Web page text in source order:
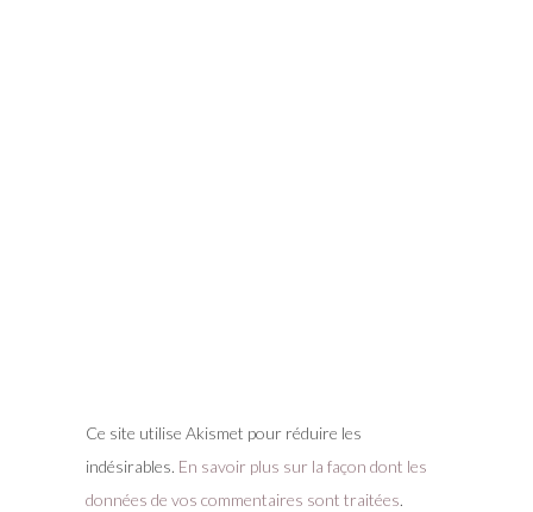
Ce site utilise Akismet pour réduire les
indésirables. En savoir plus sur la façon dont les
données de vos commentaires sont traitées.